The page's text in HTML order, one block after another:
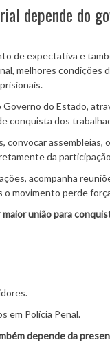
depende do
de expectativa e
melhores condições
do Estado,
conquista dos
assembleias,
da
acompanha
movimento perde
união para
em Polícia Penal.
depende da